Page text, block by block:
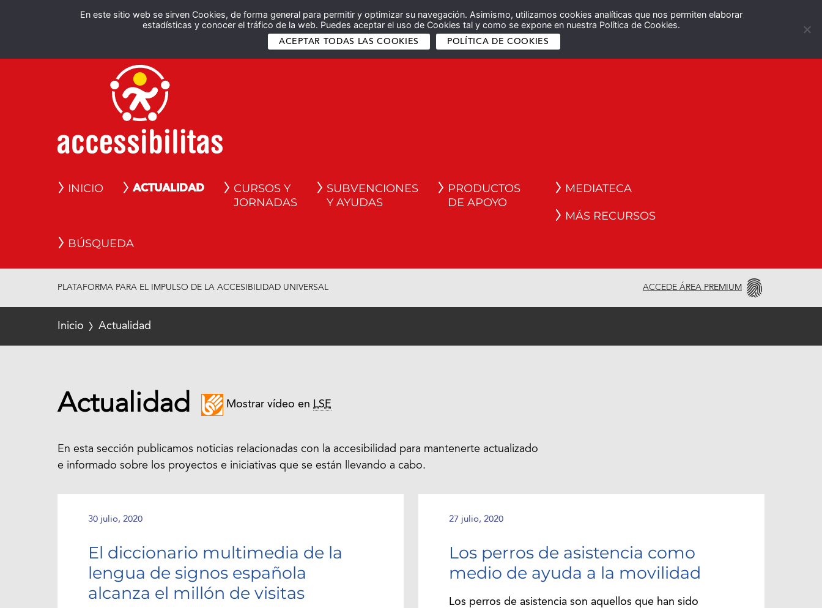
En este sitio web se sirven Cookies, de forma general para permitir y optimizar su navegación. Asimismo, utilizamos cookies analíticas que nos permiten elaborar
estadísticas y conocer el tráfico de la web. Puedes aceptar el uso de Cookies tal y como se expone en nuestra Política de Cookies.
ACEPTAR TODAS LAS COOKIES POLÍTICA DE COOKIES
Español English
INICIO ACTUALIDAD
CURSOS Y
JORNADAS
SUBVENCIONES
Y AYUDAS
PRODUCTOS
DE APOYO
MEDIATECA
MÁS RECURSOS
BÚSQUEDA
PLATAFORMA PARA EL IMPULSO DE LA ACCESIBILIDAD UNIVERSAL ACCEDE ÁREA PREMIUM
Inicio Actualidad
Actualidad Mostrar vídeo en LSE
En esta sección publicamos noticias relacionadas con la accesibilidad para mantenerte actualizado
e informado sobre los proyectos e iniciativas que se están llevando a cabo.
30 julio, 2020
El diccionario multimedia de la
lengua de signos española
alcanza el millón de visitas
27 julio, 2020
Los perros de asistencia como
medio de ayuda a la movilidad
Los perros de asistencia son aquellos que han sido